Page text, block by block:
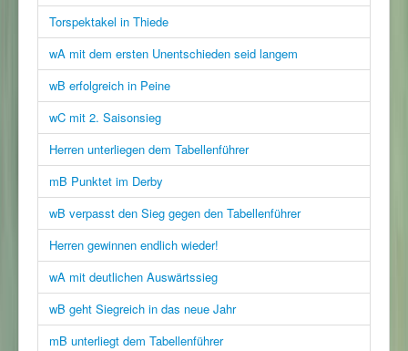
Torspektakel in Thiede
wA mit dem ersten Unentschieden seid langem
wB erfolgreich in Peine
wC mit 2. Saisonsieg
Herren unterliegen dem Tabellenführer
mB Punktet im Derby
wB verpasst den Sieg gegen den Tabellenführer
Herren gewinnen endlich wieder!
wA mit deutlichen Auswärtssieg
wB geht Siegreich in das neue Jahr
mB unterliegt dem Tabellenführer